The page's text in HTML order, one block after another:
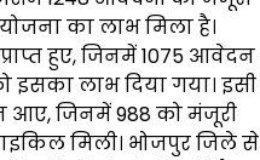
का लाभ मिला है।
हुए, जिनमें 1075 आवेदन
इसका लाभ दिया गया। इसी
आए, जिनमें 988 को मंजूरी
मिली। भोजपुर जिले से